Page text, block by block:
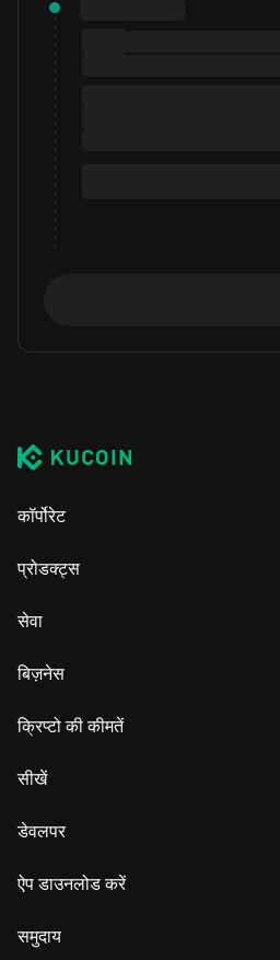
कॉर्पोरेट
प्रोडक्ट्स
सेवा
बिज़नेस
क्रिप्टो की कीमतें
सीखें
डेवलपर
ऐप डाउनलोड करें
समुदाय